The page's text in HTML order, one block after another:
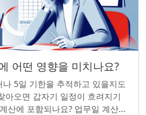
어떤 영향을 미치나요?
5일 기한을 추적하고 있을지도
아오면 갑자기 일정이 흐려지기
산에 포함되나요? 업무일 계산을